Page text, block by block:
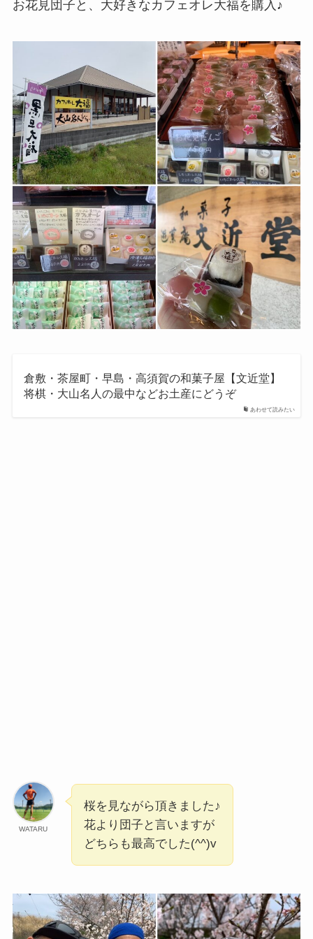
お花見団子と、大好きなカフェオレ大福を購入♪
あわせて読みたい
倉敷・茶屋町・早島・高須賀の和菓子屋【文近堂】
将棋・大山名人の最中などお土産にどうぞ
WATARU
桜を見ながら頂きました♪
花より団子と言いますが
どちらも最高でした(^^)v